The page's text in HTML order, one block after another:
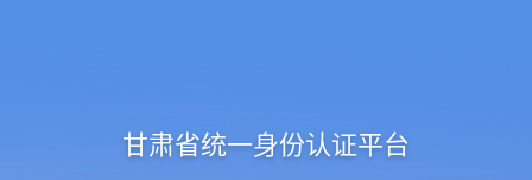
甘肃省统一身份认证平台